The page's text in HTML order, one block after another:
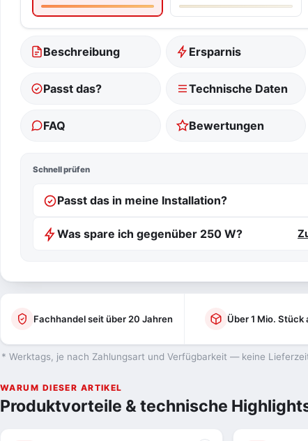
Beschreibung Ersparnis
Passt das? Technische Daten
FAQ Bewertungen
Schnell prüfen
Passt das in meine Installation?
Was spare ich gegenüber 250 W?
Fachhandel seit über 20 Jahren Über 1 Mio. Stück
* Werktags, je nach Zahlungsart und Verfügbarkeit — keine
WARUM DIESER ARTIKEL
Produktvorteile & technische